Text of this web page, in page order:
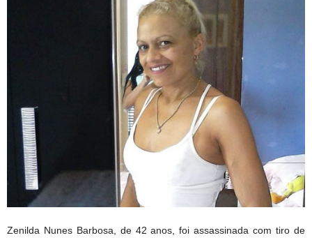
Zenilda Nunes Barbosa, de 42 anos, foi assassinada com tiro de